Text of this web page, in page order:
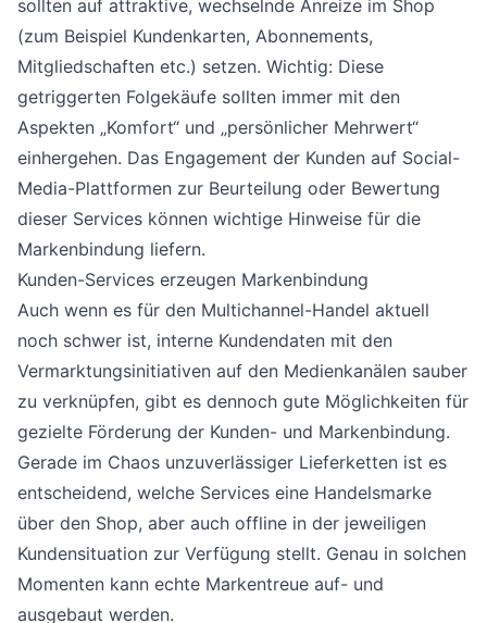
sollten auf attraktive, wechselnde Anreize im Shop
(zum Beispiel Kundenkarten, Abonnements,
Mitgliedschaften etc.) setzen. Wichtig: Diese
getriggerten Folgekäufe sollten immer mit den
Aspekten „Komfort“ und „persönlicher Mehrwert“
einhergehen. Das Engagement der Kunden auf Social-
Media-Plattformen zur Beurteilung oder Bewertung
dieser Services können wichtige Hinweise für die
Markenbindung liefern.
Kunden-Services erzeugen Markenbindung
Auch wenn es für den Multichannel-Handel aktuell
noch schwer ist, interne Kundendaten mit den
Vermarktungsinitiativen auf den Medienkanälen sauber
zu verknüpfen, gibt es dennoch gute Möglichkeiten für
gezielte Förderung der Kunden- und Markenbindung.
Gerade im Chaos unzuverlässiger Lieferketten ist es
entscheidend, welche Services eine Handelsmarke
über den Shop, aber auch offline in der jeweiligen
Kundensituation zur Verfügung stellt. Genau in solchen
Momenten kann echte Markentreue auf- und
ausgebaut werden.